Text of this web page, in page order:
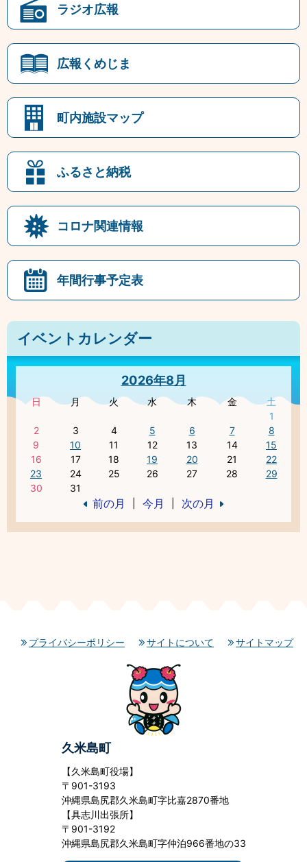
ラジオ広報
広報くめじま
町内施設マップ
ふるさと納税
コロナ関連情報
年間行事予定表
イベントカレンダー
2026年8月
日 月 火 水 木 金
土
1
2
3 4 5 6 7
8
9
10 11 12 13 14
15
16
17 18 19 20 21
22
23
24 25 26 27 28
29
30
31
前の月 今月 次の月
プライバシーポリシー サイトについて サイトマップ
久米島町
【久米島町役場】
〒901-3193
沖縄県島尻郡久米島町字比嘉2870番地
【具志川出張所】
〒901-3192
沖縄県島尻郡久米島町字仲泊966番地の33